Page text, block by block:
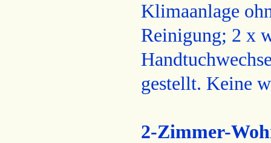
Klimaanlage
Reinigung; 2 x
gestellt. Keine
2-Zimmer-